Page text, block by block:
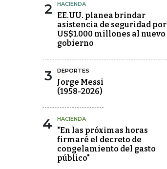
2 HACIENDA
EE.UU. planea brindar
asistencia de seguridad por
US$1.000 millones al nuevo
gobierno
3 DEPORTES
Jorge Messi
(1958-2026)
4 HACIENDA
"En las próximas horas
firmaré el decreto de
congelamiento del gasto
público"